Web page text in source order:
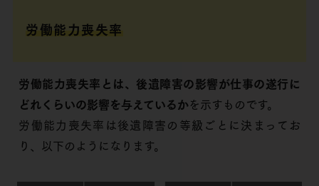
労働能力喪失率
労働能力喪失率とは、後遺障害の影響が仕事の遂行に
どれくらいの影響を与えているかを示すものです。
労働能力喪失率は後遺障害の等級ごとに決まってお
り、以下のようになります。